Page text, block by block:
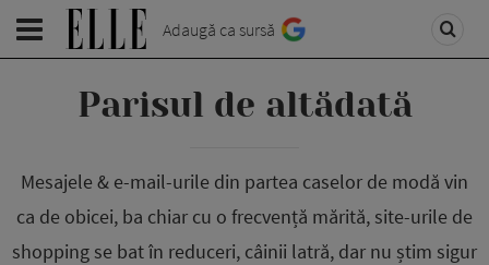
Adaugă ca sursă
Parisul de altădată
Mesajele & e-mail-urile din partea caselor de modă vin
ca de obicei, ba chiar cu o frecvență mărită, site-urile de
shopping se bat în reduceri, câinii latră, dar nu știm sigur